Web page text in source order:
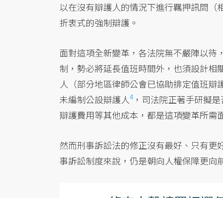
以在沒有辯護人的情況下進行羈押訊問
折衷式的強制辯護。
面對這項全新變革，各法院無不嚴陣以
制，勢必將延長值班時間外，也須設計
人（部分地區律師公會已協助排定值班
未編制公設辯護人4，司法院正著手研擬
辯護費用等其他成本，都是這項變革所需
然而刑事訴訟法的修正沒有最好、只有
事訴訟制度來說，仍是朝向人權保障更向